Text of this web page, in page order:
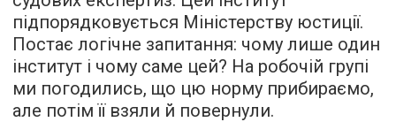
підпорядковується Міністерству юстиції.
Постає логічне запитання: чому лише один
інститут і чому саме цей? На робочій групі
ми погодились, що цю норму прибираємо,
але потім її взяли й повернули.